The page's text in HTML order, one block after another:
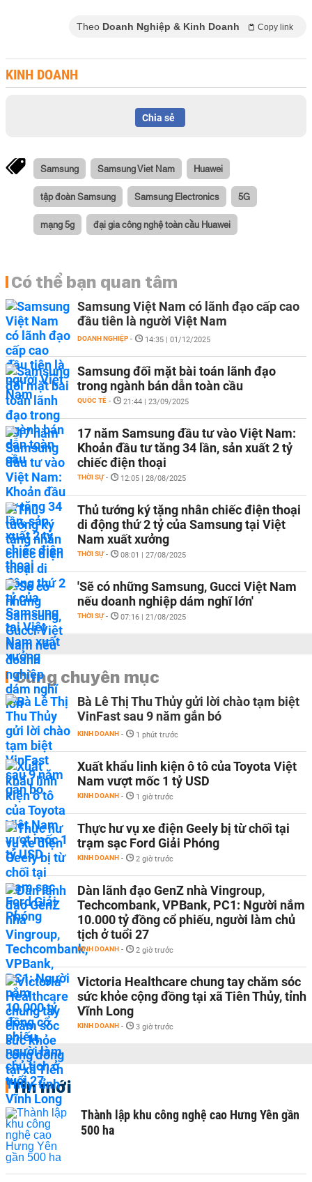
Theo Doanh Nghiệp & Kinh Doanh Copy link
KINH DOANH
Chia sẻ
Samsung Samsung Viet Nam Huawei
tập đoàn Samsung Samsung Electronics 5G
mạng 5g đại gia công nghệ toàn cầu Huawei
Có thể bạn quan tâm
Samsung Việt Nam có lãnh đạo cấp cao
đầu tiên là người Việt Nam
DOANH NGHIỆP - 14:35 | 01/12/2025
Samsung đối mặt bài toán lãnh đạo
trong ngành bán dẫn toàn cầu
QUỐC TẾ - 21:44 | 23/09/2025
17 năm Samsung đầu tư vào Việt Nam:
Khoản đầu tư tăng 34 lần, sản xuất 2 tỷ
chiếc điện thoại
THỜI SỰ - 12:05 | 28/08/2025
Thủ tướng ký tặng nhân chiếc điện thoại
di động thứ 2 tỷ của Samsung tại Việt
Nam xuất xưởng
THỜI SỰ - 08:01 | 27/08/2025
'Sẽ có những Samsung, Gucci Việt Nam
nếu doanh nghiệp dám nghĩ lớn'
THỜI SỰ - 07:16 | 21/08/2025
Cùng chuyên mục
Bà Lê Thị Thu Thủy gửi lời chào tạm biệt
VinFast sau 9 năm gắn bó
KINH DOANH - 1 phút trước
Xuất khẩu linh kiện ô tô của Toyota Việt
Nam vượt mốc 1 tỷ USD
KINH DOANH - 1 giờ trước
Thực hư vụ xe điện Geely bị từ chối tại
trạm sạc Ford Giải Phóng
KINH DOANH - 2 giờ trước
Dàn lãnh đạo GenZ nhà Vingroup,
Techcombank, VPBank, PC1: Người nắm
10.000 tỷ đồng cổ phiếu, người làm chủ
tịch ở tuổi 27
KINH DOANH - 2 giờ trước
Victoria Healthcare chung tay chăm sóc
sức khỏe cộng đồng tại xã Tiên Thủy, tỉnh
Vĩnh Long
KINH DOANH - 3 giờ trước
Tin mới
Thành lập khu công nghệ cao Hưng Yên gần
500 ha